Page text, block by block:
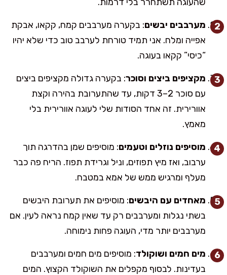
מערבבים יבשים: בקערה מערבבים קמח, קקאו, אבקת
אפייה ומלח. אני תמיד טורחת לערבב טוב כדי שלא יהיו
“כיסי” קקאו בעוגה.
מקציפים ביצים וסוכר: בקערה גדולה מקציפים ביצים
עם סוכר 2–3 דקות, עד שהתערובת בהירה וקצת
אוורירית. זה אחד הסודות שלי לעוגה אוורירית בלי
מאמץ.
מוסיפים נוזלים וטעמים: מוסיפים שמן בהדרגה תוך
ערבוב, ואז מיץ תפוזים, וניל וגרידת תפוז. הריח פה כבר
מעלף ומרגיש ממש של אמא במטבח.
מאחדים עם היבשים: מוסיפים את תערובת היבשים
בשתי נגלות ומערבבים רק עד שאין קמח נראה לעין. אם
מערבבים יותר מדי, העוגה פחות נימוחה.
מים חמים ושוקולד: מוסיפים מים חמים ומערבבים
בעדינות. לבסוף מקפלים את השוקולד הקצוץ. המים